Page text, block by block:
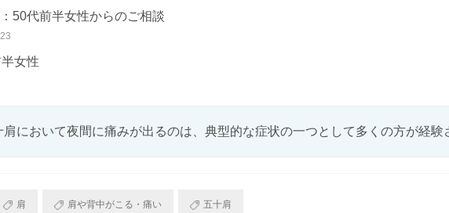
：50代前半女性からのご相談
半女性
肩において夜間に痛みが出るのは、典型的な症状の一つとして多くの方が経験
肩 肩や背中がこる・痛い 五十肩